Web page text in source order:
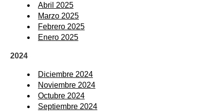
Abril 2025
Marzo 2025
Febrero 2025
Enero 2025
2024
Diciembre 2024
Noviembre 2024
Octubre 2024
Septiembre 2024